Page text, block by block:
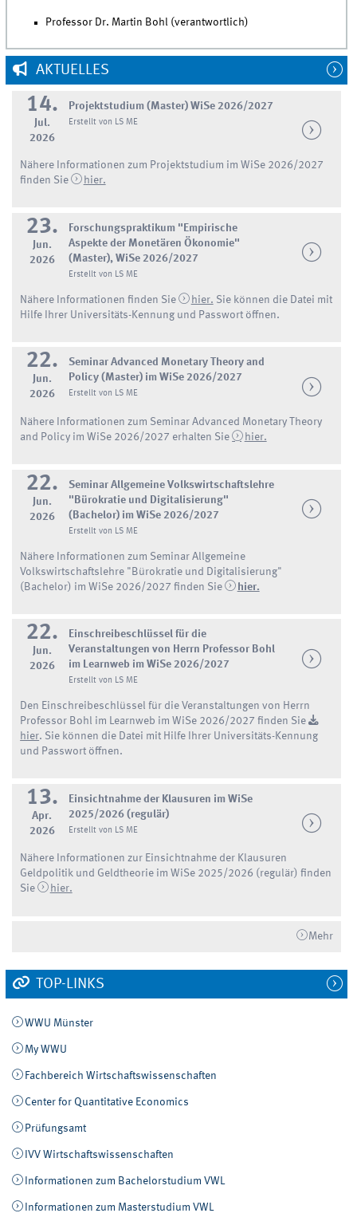
Professor Dr. Martin Bohl (verantwortlich)
AKTUELLES
14.
Jul.
2026
Projektstudium (Master) WiSe 2026/2027
Erstellt von LS ME
Nähere Informationen zum Projektstudium im WiSe 2026/2027
finden Sie
hier.
23.
Jun.
2026
Forschungspraktikum "Empirische
Aspekte der Monetären Ökonomie"
(Master), WiSe 2026/2027
Erstellt von LS ME
Nähere Informationen finden Sie hier. Sie können die Datei mit
Hilfe Ihrer Universitäts-Kennung und Passwort öffnen.
22.
Jun.
2026
Seminar Advanced Monetary Theory and
Policy (Master) im WiSe 2026/2027
Erstellt von LS ME
Nähere Informationen zum Seminar Advanced Monetary Theory
and Policy im WiSe 2026/2027 erhalten Sie
hier.
22.
Jun.
2026
Seminar Allgemeine Volkswirtschaftslehre
"Bürokratie und Digitalisierung"
(Bachelor) im WiSe 2026/2027
Erstellt von LS ME
Nähere Informationen zum Seminar Allgemeine
Volkswirtschaftslehre "Bürokratie und Digitalisierung"
(Bachelor) im WiSe 2026/2027 finden Sie
hier.
22.
Jun.
2026
Einschreibeschlüssel für die
Veranstaltungen von Herrn Professor Bohl
im Learnweb im WiSe 2026/2027
Erstellt von LS ME
Den Einschreibeschlüssel für die Veranstaltungen von Herrn
Professor Bohl im Learnweb im WiSe 2026/2027 finden Sie
hier. Sie können die Datei mit Hilfe Ihrer Universitäts-Kennung
und Passwort öffnen.
13.
Apr.
2026
Einsichtnahme der Klausuren im WiSe
2025/2026 (regulär)
Erstellt von LS ME
Nähere Informationen zur Einsichtnahme der Klausuren
Geldpolitik und Geldtheorie im WiSe 2025/2026 (regulär) finden
Sie
hier.
Mehr
TOP-LINKS
WWU Münster
My WWU
Fachbereich Wirtschaftswissenschaften
Center for Quantitative Economics
Prüfungsamt
IVV Wirtschaftswissenschaften
Informationen zum Bachelorstudium VWL
Informationen zum Masterstudium VWL